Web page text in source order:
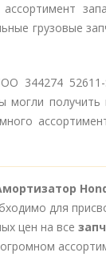
грузовые
344274
для
цен на все